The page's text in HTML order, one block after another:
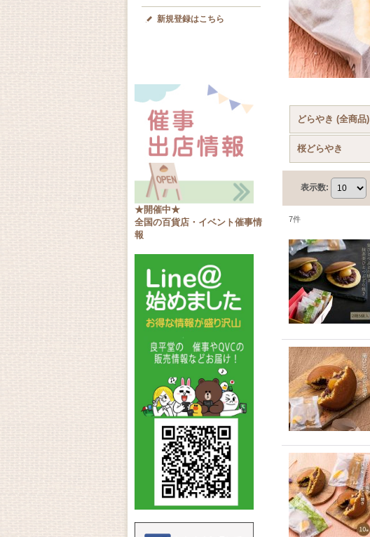
新規登録はこちら
★開催中★
全国の百貨店・イベント催事情
報
どらやき (全商品)
桜どらやき
表示数:
7件